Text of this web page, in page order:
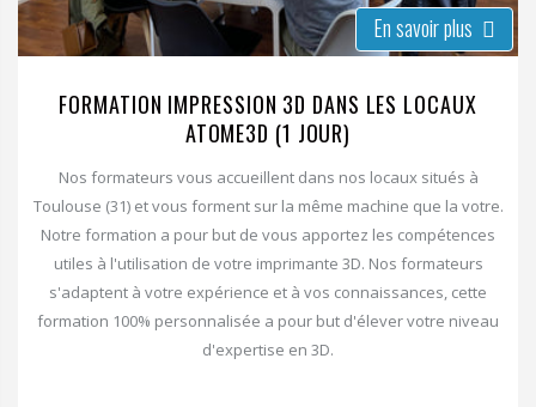
En savoir plus
FORMATION IMPRESSION 3D DANS LES LOCAUX
ATOME3D (1 JOUR)
Nos formateurs vous accueillent dans nos locaux situés à
Toulouse (31) et vous forment sur la même machine que la votre.
Notre formation a pour but de vous apportez les compétences
utiles à l'utilisation de votre imprimante 3D. Nos formateurs
s'adaptent à votre expérience et à vos connaissances, cette
formation 100% personnalisée a pour but d'élever votre niveau
d'expertise en 3D.